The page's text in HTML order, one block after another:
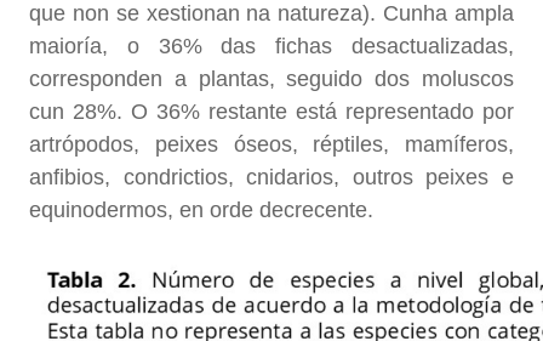
que non se xestionan na natureza). Cunha ampla
maioría, o 36% das fichas desactualizadas,
corresponden a plantas, seguido dos moluscos
cun 28%. O 36% restante está representado por
artrópodos, peixes óseos, réptiles, mamíferos,
anfibios, condrictios, cnidarios, outros peixes e
equinodermos, en orde decrecente.